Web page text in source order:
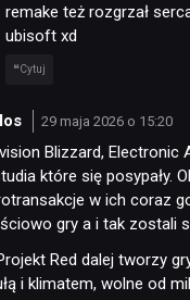
remake też rozgrzał
ubisoft xd
Cytuj
29 maja 2026 o 15:20
Blizzard, Electronic
które się posypały.
w ich coraz
gry a i tak zostali
Red dalej tworzy
i klimatem, wolne od